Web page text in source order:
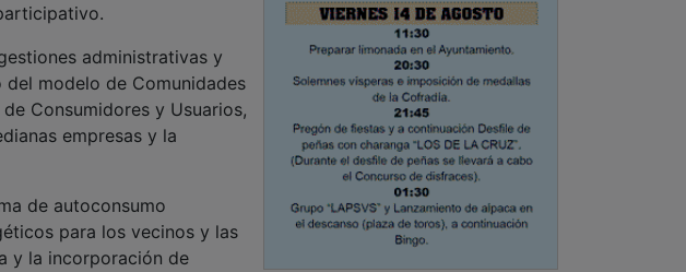
administrativas y
modelo de Comunidades
Consumidores y Usuarios,
empresas y la
de autoconsumo
para los vecinos y las
y la incorporación de